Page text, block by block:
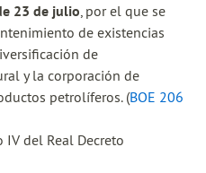
23 de julio, por el que se
de existencias
de
y la corporación de
petrolíferos. (BOE 206
IV del Real Decreto